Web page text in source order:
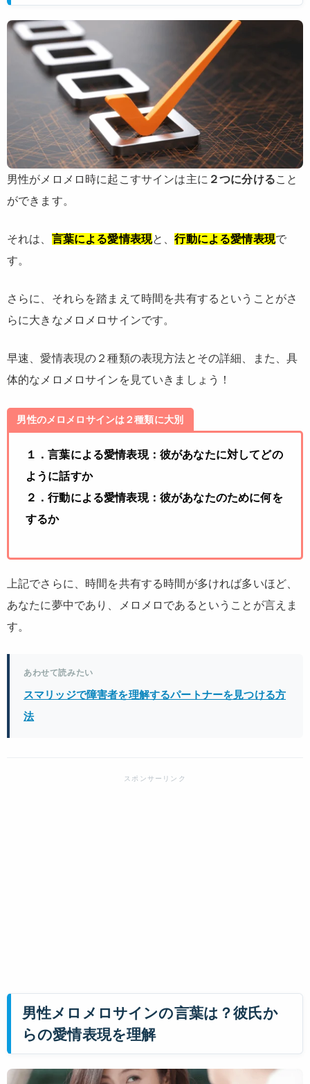
男性がメロメロ時に起こすサインは主に ２つに分けること
ができます。
それは、 言葉による愛情表現と、行動による愛情表現で
す。
さらに、それらを踏まえて時間を共有するということがさ
らに大きなメロメロサインです。
早速、愛情表現の２種類の表現方法とその詳細、また、具
体的なメロメロサインを見ていきましょう！
男性のメロメロサインは２種類に大別
１．言葉による愛情表現：彼があなたに対してどの
ように話すか
２．行動による愛情表現：彼があなたのために何を
するか
上記でさらに、時間を共有する時間が多ければ多いほど、
あなたに夢中であり、メロメロであるということが言えま
す。
あわせて読みたい
スマリッジで障害者を理解するパートナーを見つける方
法
男性メロメロサインの言葉は？彼氏か
らの愛情表現を理解